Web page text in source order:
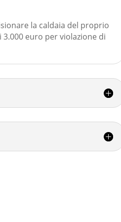
la caldaia del proprio
euro per violazione di